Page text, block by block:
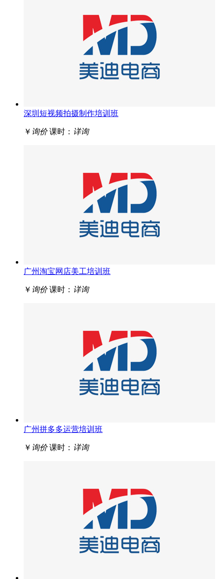
深圳短视频拍摄制作培训班
￥ 询价 课时： 详询
广州淘宝网店美工培训班
￥ 询价 课时： 详询
广州拼多多运营培训班
￥ 询价 课时： 详询